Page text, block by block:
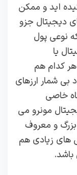
اید و ممکن
دیجیتال جزو
نوعی پول
یا
هر کدام هم
بی شمار ارزهای
خاصی
مونرو می
بزرگ و معروف
های زیادی هم
باشد.